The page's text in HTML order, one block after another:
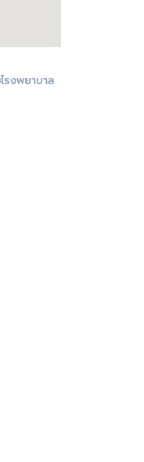
โรงพยาบาล